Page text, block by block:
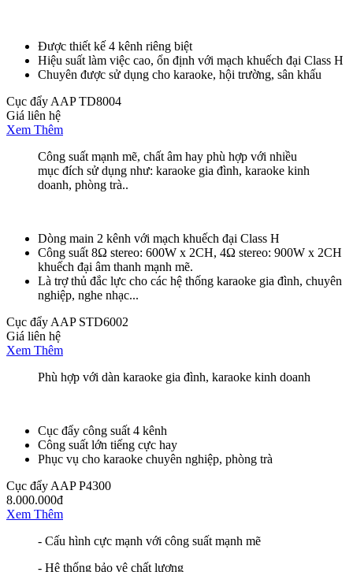
Được thiết kế 4 kênh riêng biệt
Hiệu suất làm việc cao, ổn định với mạch khuếch đại Class H
Chuyên được sử dụng cho karaoke, hội trường, sân khấu
Cục đẩy AAP TD8004
Giá liên hệ
Xem Thêm
Công suất mạnh mẽ, chất âm hay phù hợp với nhiều
mục đích sử dụng như: karaoke gia đình, karaoke kinh
doanh, phòng trà..
Dòng main 2 kênh với mạch khuếch đại Class H
Công suất 8Ω stereo: 600W x 2CH, 4Ω stereo: 900W x 2CH
khuếch đại âm thanh mạnh mẽ.
Là trợ thủ đắc lực cho các hệ thống karaoke gia đình, chuyên
nghiệp, nghe nhạc...
Cục đẩy AAP STD6002
Giá liên hệ
Xem Thêm
Phù hợp với dàn karaoke gia đình, karaoke kinh doanh
Cục đẩy công suất 4 kênh
Công suất lớn tiếng cực hay
Phục vụ cho karaoke chuyên nghiệp, phòng trà
Cục đẩy AAP P4300
8.000.000đ
Xem Thêm
- Cấu hình cực mạnh với công suất mạnh mẽ
- Hệ thống bảo vệ chất lượng